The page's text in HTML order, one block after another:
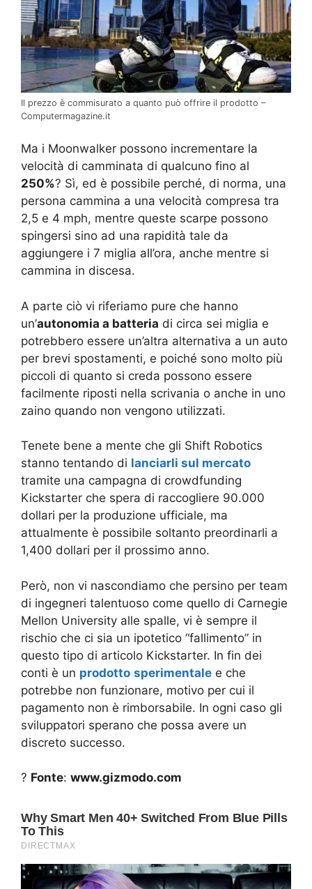
Il prezzo è commisurato a quanto può offrire il prodotto –
Computermagazine.it
Ma i Moonwalker possono incrementare la
velocità di camminata di qualcuno fino al
250%? Sì, ed è possibile perché, di norma, una
persona cammina a una velocità compresa tra
2,5 e 4 mph, mentre queste scarpe possono
spingersi sino ad una rapidità tale da
aggiungere i 7 miglia all’ora, anche mentre si
cammina in discesa.
A parte ciò vi riferiamo pure che hanno
un’autonomia a batteria di circa sei miglia e
potrebbero essere un’altra alternativa a un auto
per brevi spostamenti, e poiché sono molto più
piccoli di quanto si creda possono essere
facilmente riposti nella scrivania o anche in uno
zaino quando non vengono utilizzati.
Tenete bene a mente che gli Shift Robotics
stanno tentando di lanciarli sul mercato
tramite una campagna di crowdfunding
Kickstarter che spera di raccogliere 90.000
dollari per la produzione ufficiale, ma
attualmente è possibile soltanto preordinarli a
1,400 dollari per il prossimo anno.
Però, non vi nascondiamo che persino per team
di ingegneri talentuoso come quello di Carnegie
Mellon University alle spalle, vi è sempre il
rischio che ci sia un ipotetico “fallimento” in
questo tipo di articolo Kickstarter. In fin dei
conti è un prodotto sperimentale e che
potrebbe non funzionare, motivo per cui il
pagamento non è rimborsabile. In ogni caso gli
sviluppatori sperano che possa avere un
discreto successo.
? Fonte: www.gizmodo.com